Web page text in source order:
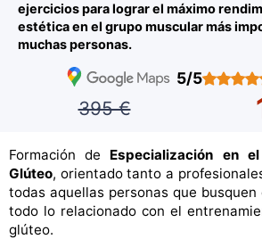
ejercicios para lograr el máximo
estética en el grupo muscular más
muchas personas.
5/5
395 €
Formación de Especialización en
Glúteo, orientado tanto a
todas aquellas personas que
todo lo relacionado con el
glúteo.